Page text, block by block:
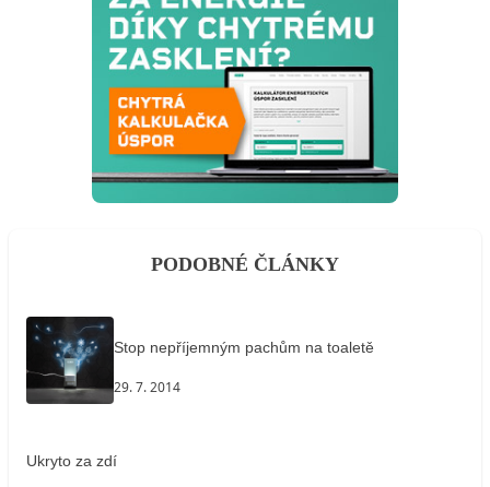
PODOBNÉ ČLÁNKY
Stop nepříjemným pachům na toaletě
29. 7. 2014
Ukryto za zdí